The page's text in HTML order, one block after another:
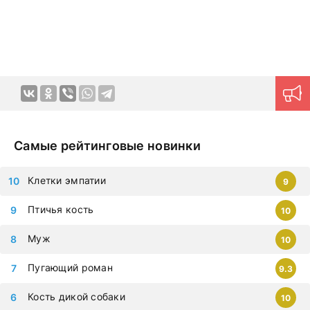
Самые рейтинговые новинки
Кость дикой собаки 10
Пугающий роман 9.3
Муж 10
Птичья кость 10
Клетки эмпатии 9